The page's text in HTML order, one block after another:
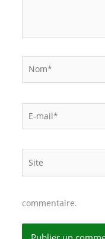
mail*
commentaire.